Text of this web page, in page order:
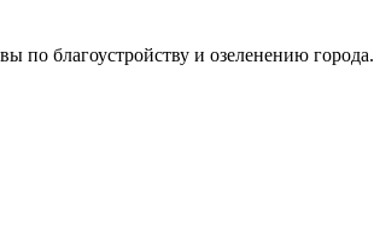
по благоустройству и озеленению города.